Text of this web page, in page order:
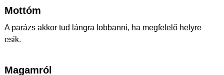
Mottóm
A parázs akkor tud lángra lobbanni, ha megfelelő helyre
esik.
Magamról